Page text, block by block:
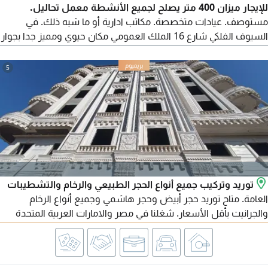
للإيجار ميزان 400 متر يصلح لجميع الأنشطة معمل تحاليل.
مستوصف. عيادات متخصصة. مكاتب ادارية أو ما شبه ذلك. في
السيوف الفلكي شارع 16 الملك العمومي مكان حيوي ومميز جدا بجوار
سكانية عالية جدا
5
توريد وتركيب جميع أنواع الحجر الطبيعي والرخام والتشطيبات
العامة. متاح توريد حجر أبيض وحجر هاشمي وجميع أنواع الرخام
والجرانيت بأقل الأسعار. شغلنا في مصر والامارات العربية المتحدة
ومتاح تصدير لجميع الدول العربية. للتواصل